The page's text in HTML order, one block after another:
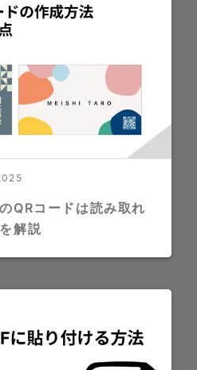
QRコードは読み取れ
解説